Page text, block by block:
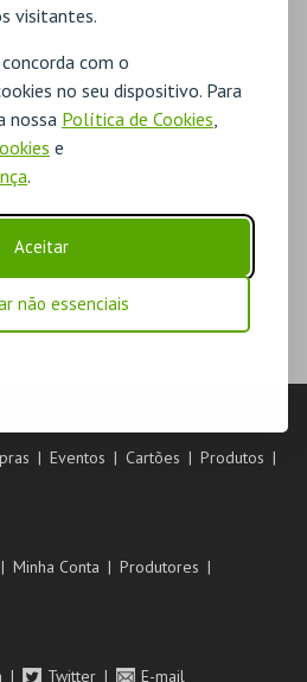
visitantes.
com o
no seu dispositivo. Para
nossa Política de Cookies
e
.
Aceitar
não essenciais
Eventos Cartões
Produtos
Minha Conta
Produtores
Twitter E-mail